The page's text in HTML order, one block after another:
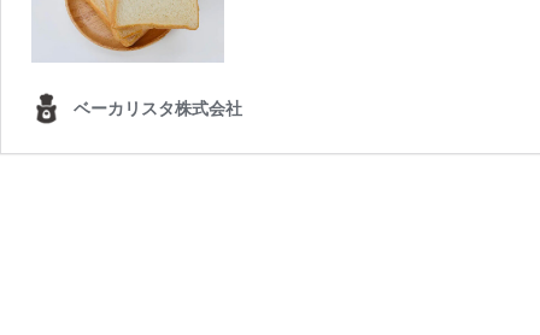
ベーカリスタ株式会社